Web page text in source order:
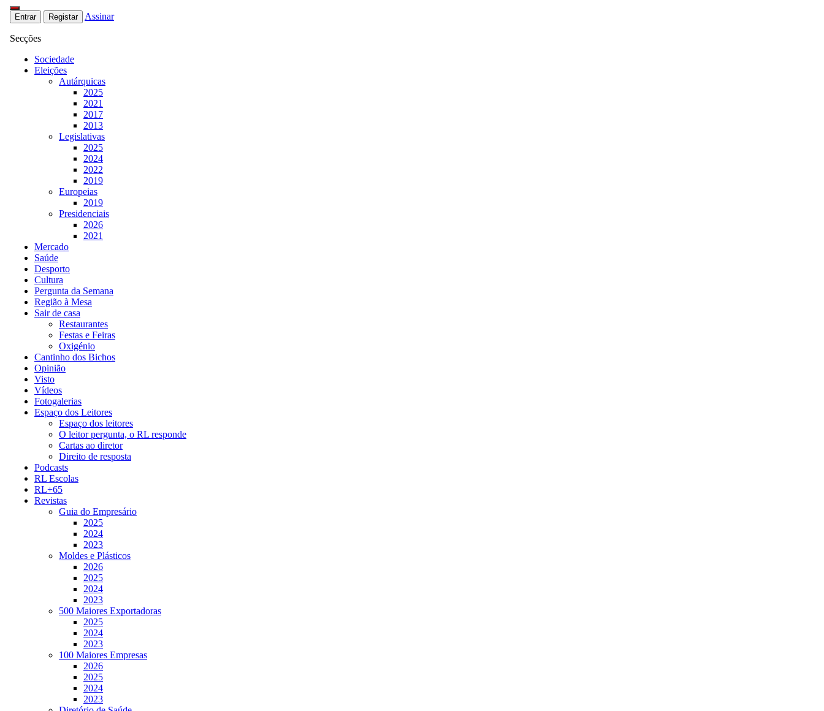
Entrar Registar Assinar
Secções
Sociedade
Eleições
Autárquicas
2025
2021
2017
2013
Legislativas
2025
2024
2022
2019
Europeias
2019
Presidenciais
2026
2021
Mercado
Saúde
Desporto
Cultura
Pergunta da Semana
Região à Mesa
Sair de casa
Restaurantes
Festas e Feiras
Oxigénio
Cantinho dos Bichos
Opinião
Visto
Vídeos
Fotogalerias
Espaço dos Leitores
Espaço dos leitores
O leitor pergunta, o RL responde
Cartas ao diretor
Direito de resposta
Podcasts
RL Escolas
RL+65
Revistas
Guia do Empresário
2025
2024
2023
Moldes e Plásticos
2026
2025
2024
2023
500 Maiores Exportadoras
2025
2024
2023
100 Maiores Empresas
2026
2025
2024
2023